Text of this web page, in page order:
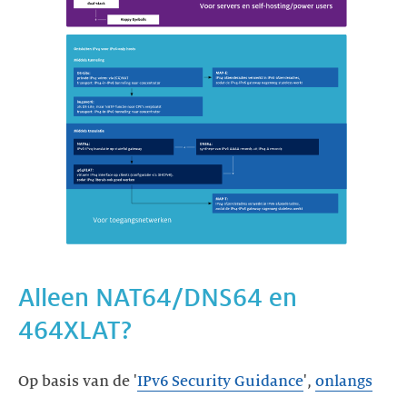
Alleen NAT64/DNS64 en
464XLAT?
Op basis van de 'IPv6 Security Guidance', onlangs